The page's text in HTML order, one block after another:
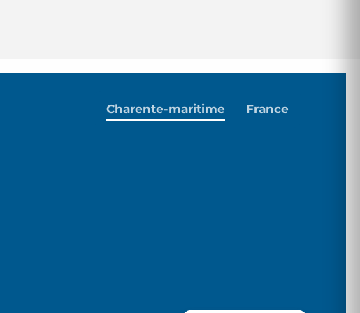
Charente-maritime France